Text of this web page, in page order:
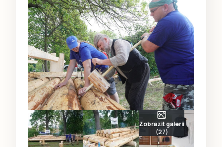
Zobrazit galerii
(27)